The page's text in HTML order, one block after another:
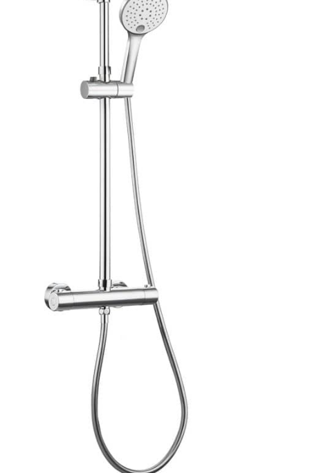
saleté bloque la sortie d'eau, vous pouvez appuyer
sur la tête en silicone avec vos doigts ou une
serviette pour la nettoyer, et il y a une instruction
de montage dans notre boîte d'emballage, vous
pouvez vous référer à son installation, l'installation
est très simple et rapide.【Garantie】 Garantie de
24 mois, emballage d'origine 100% neuf et
expédition depuis l'Allemagne.